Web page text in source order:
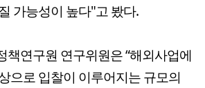
가능성이 높다"고 봤다.
책연구원 연구위원은 “해외사업에
으로 입찰이 이루어지는 규모의